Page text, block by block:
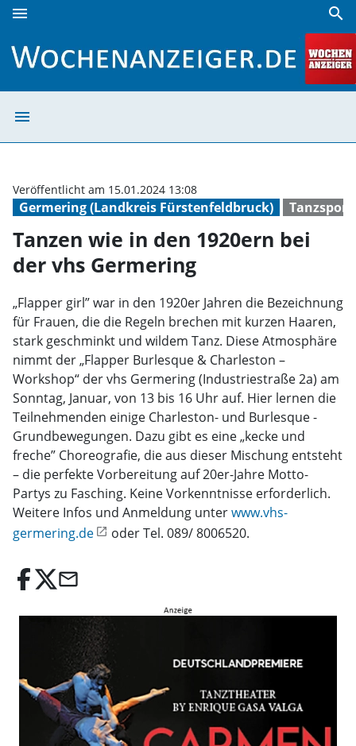
menu search
menu
Germering (Landkreis Fürstenfeldbruck) Tanzsport
Veröffentlicht am 15.01.2024 13:08
Tanzen wie in den 1920ern bei
der vhs Germering
„Flapper girl” war in den 1920er Jahren die Bezeichnung
für Frauen, die die Regeln brechen mit kurzen Haaren,
stark geschminkt und wildem Tanz. Diese Atmosphäre
nimmt der „Flapper Burlesque & Charleston –
Workshop“ der vhs Germering (Industriestraße 2a) am
Sonntag, Januar, von 13 bis 16 Uhr auf. Hier lernen die
Teilnehmenden einige Charleston- und Burlesque -
Grundbewegungen. Dazu gibt es eine „kecke und
freche” Choreografie, die aus dieser Mischung entsteht
– die perfekte Vorbereitung auf 20er-Jahre Motto-
Partys zu Fasching. Keine Vorkenntnisse erforderlich.
Weitere Infos und Anmeldung unterwww.vhs-
germering.de
oder Tel. 089/ 8006520.
email